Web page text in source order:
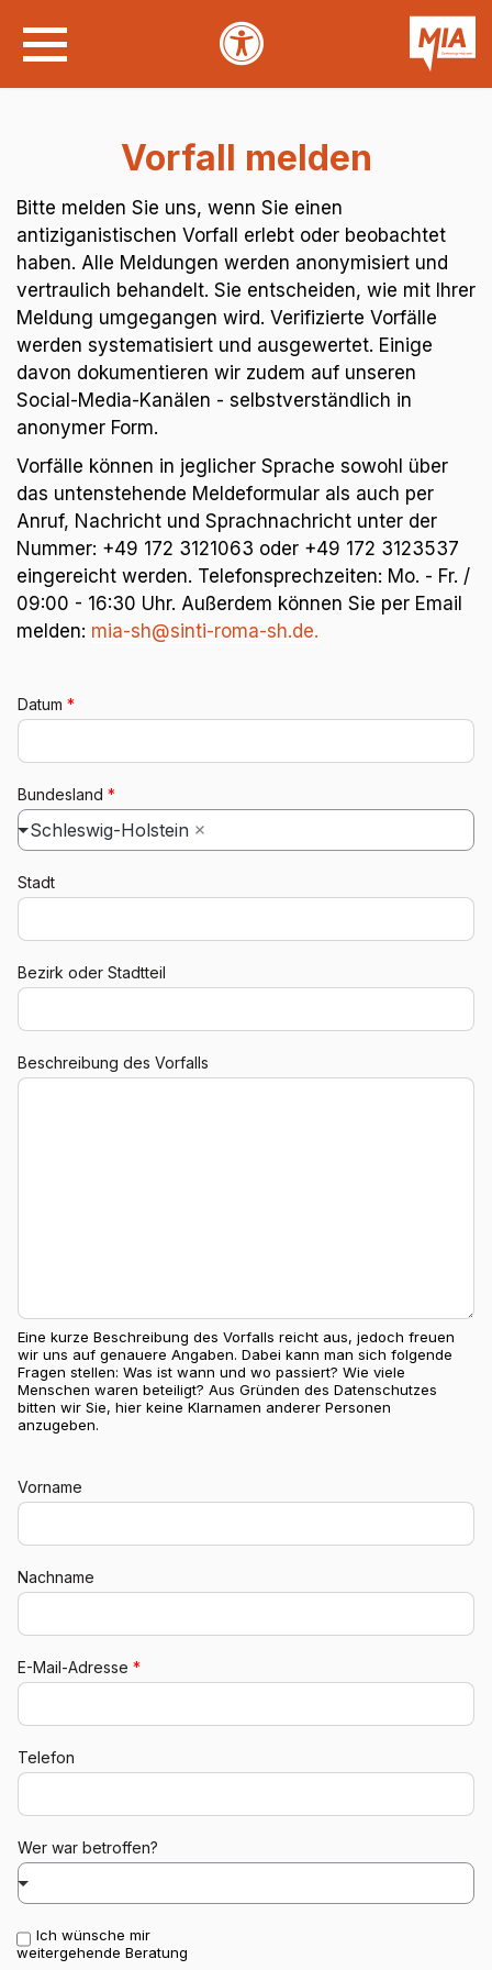
Vorfall melden
Bitte melden Sie uns, wenn Sie einen
antiziganistischen Vorfall erlebt oder beobachtet
haben. Alle Meldungen werden anonymisiert und
vertraulich behandelt. Sie entscheiden, wie mit Ihrer
Meldung umgegangen wird. Verifizierte Vorfälle
werden systematisiert und ausgewertet. Einige
davon dokumentieren wir zudem auf unseren
Social-Media-Kanälen - selbstverständlich in
anonymer Form.
Vorfälle können in jeglicher Sprache sowohl über
das untenstehende Meldeformular als auch per
Anruf, Nachricht und Sprachnachricht unter der
Nummer: +49 172 3121063 oder +49 172 3123537
eingereicht werden. Telefonsprechzeiten: Mo. - Fr. /
09:00 - 16:30 Uhr. Außerdem können Sie per Email
melden: mia-sh@sinti-roma-sh.de.
Datum *
Bundesland *
Schleswig-Holstein
Stadt
Bezirk oder Stadtteil
Beschreibung des Vorfalls
Eine kurze Beschreibung des Vorfalls reicht aus, jedoch freuen
wir uns auf genauere Angaben. Dabei kann man sich folgende
Fragen stellen: Was ist wann und wo passiert? Wie viele
Menschen waren beteiligt? Aus Gründen des Datenschutzes
bitten wir Sie, hier keine Klarnamen anderer Personen
anzugeben.
Vorname
Nachname
E-Mail-Adresse *
Telefon
Wer war betroffen?
Weitere Angaben
Ich wünsche mir
weitergehende Beratung